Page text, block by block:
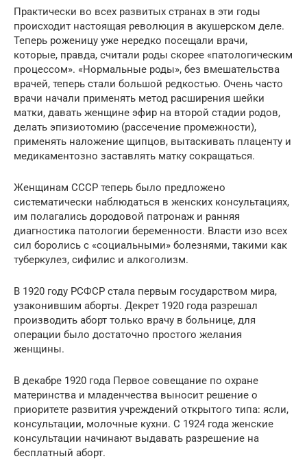
Практически во всех развитых странах в эти годы
происходит настоящая революция в акушерском деле.
Теперь роженицу уже нередко посещали врачи,
которые, правда, считали роды скорее «патологическим
процессом». «Нормальные роды», без вмешательства
врачей, теперь стали большой редкостью. Очень часто
врачи начали применять метод расширения шейки
матки, давать женщине эфир на второй стадии родов,
делать эпизиотомию (рассечение промежности),
применять наложение щипцов, вытаскивать плаценту и
медикаментозно заставлять матку сокращаться.
Женщинам СССР теперь было предложено
систематически наблюдаться в женских консультациях,
им полагались дородовой патронаж и ранняя
диагностика патологии беременности. Власти изо всех
сил боролись с «социальными» болезнями, такими как
туберкулез, сифилис и алкоголизм.
В 1920 году РСФСР стала первым государством мира,
узаконившим аборты. Декрет 1920 года разрешал
производить аборт только врачу в больнице, для
операции было достаточно простого желания
женщины.
В декабре 1920 года Первое совещание по охране
материнства и младенчества выносит решение о
приоритете развития учреждений открытого типа: ясли,
консультации, молочные кухни. С 1924 года женские
консультации начинают выдавать разрешение на
бесплатный аборт.